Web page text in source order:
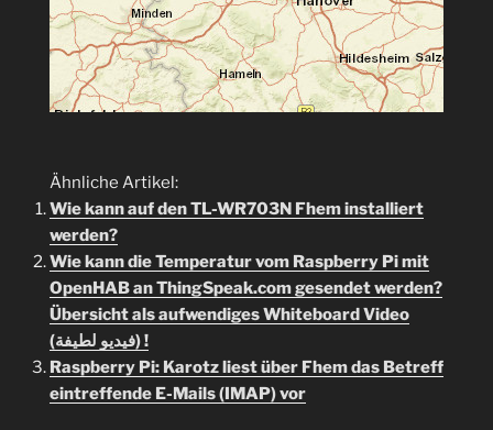
Ähnliche Artikel:
Wie kann auf den TL-WR703N Fhem installiert
werden?
Wie kann die Temperatur vom Raspberry Pi mit
OpenHAB an ThingSpeak.com gesendet werden?
Übersicht als aufwendiges Whiteboard Video
(فيديو لطيفة) !
Raspberry Pi: Karotz liest über Fhem das Betreff
eintreffende E-Mails (IMAP) vor